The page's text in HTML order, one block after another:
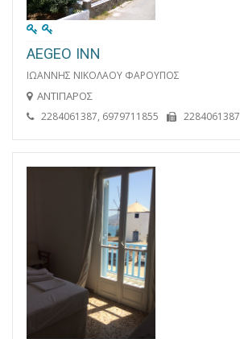
AEGEO INN
ΙΩΑΝΝΗΣ ΝΙΚΟΛΑΟΥ ΦΑΡΟΥΠΟΣ
ΑΝΤΙΠΑΡΟΣ
2284061387, 6979711855 2284061387